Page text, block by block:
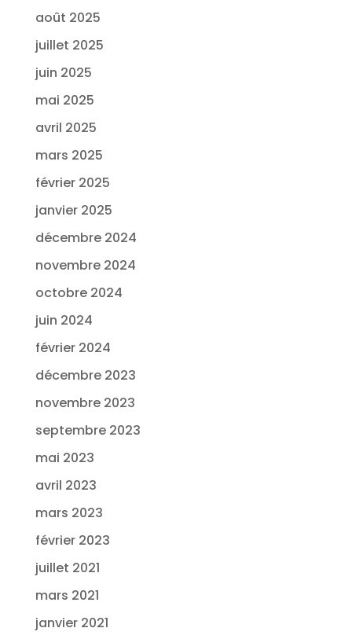
août 2025
juillet 2025
juin 2025
mai 2025
avril 2025
mars 2025
février 2025
janvier 2025
décembre 2024
novembre 2024
octobre 2024
juin 2024
février 2024
décembre 2023
novembre 2023
septembre 2023
mai 2023
avril 2023
mars 2023
février 2023
juillet 2021
mars 2021
janvier 2021